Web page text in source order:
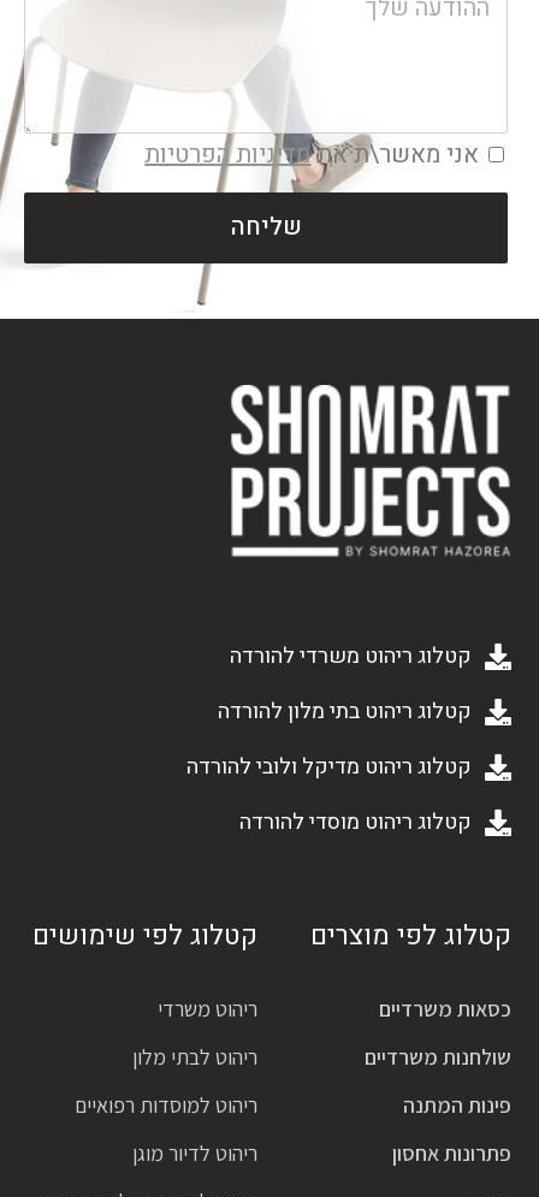
אני מאשר\ת אתמדיניות הפרטיות
שליחה
קטלוג ריהוט משרדי להורדה
קטלוג ריהוט בתי מלון להורדה
קטלוג ריהוט מדיקל ולובי להורדה
קטלוג ריהוט מוסדי להורדה
קטלוג לפי מוצרים
כסאות משרדיים
שולחנות משרדיים
פינות המתנה
פתרונות אחסון
קטלוג לפי שימושים
ריהוט משרדי
ריהוט לבתי מלון
ריהוט למוסדות רפואיים
ריהוט לדיור מוגן